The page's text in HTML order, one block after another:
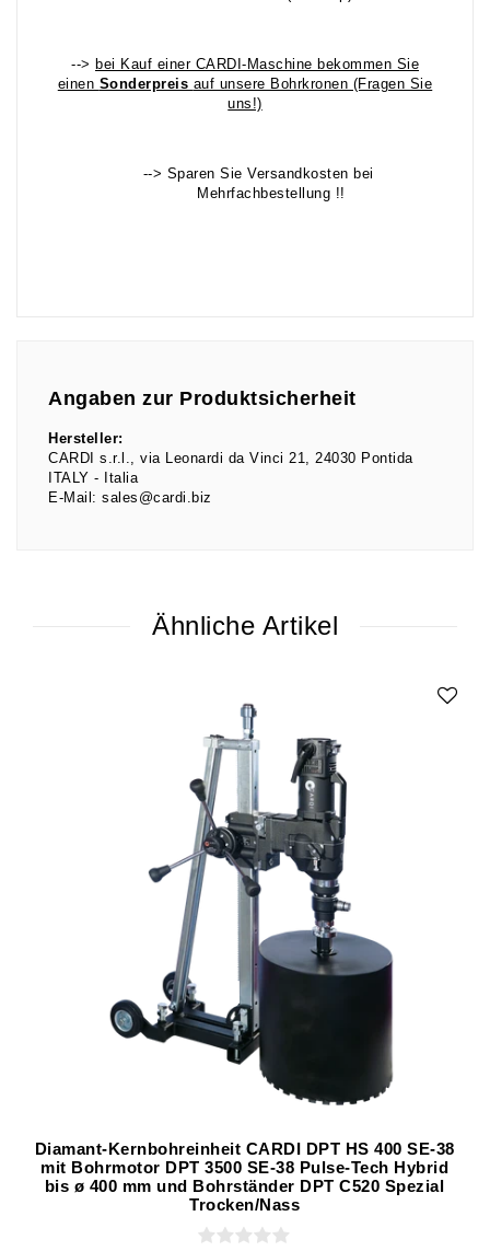
--> bei Kauf einer CARDI-Maschine bekommen Sie
einen Sonderpreis auf unsere Bohrkronen (Fragen Sie
uns!)
--> Sparen Sie Versandkosten bei
Mehrfachbestellung !!
Angaben zur Produktsicherheit
Hersteller:
CARDI s.r.l.
via Leonardi da Vinci 21 24030 Pontida
ITALY
Italia
E-Mail: sales@cardi.biz
Ähnliche Artikel
Diamant-Kernbohreinheit CARDI DPT HS 400 SE-38
mit Bohrmotor DPT 3500 SE-38 Pulse-Tech Hybrid
bis ø 400 mm und Bohrständer DPT C520 Spezial
Trocken/Nass